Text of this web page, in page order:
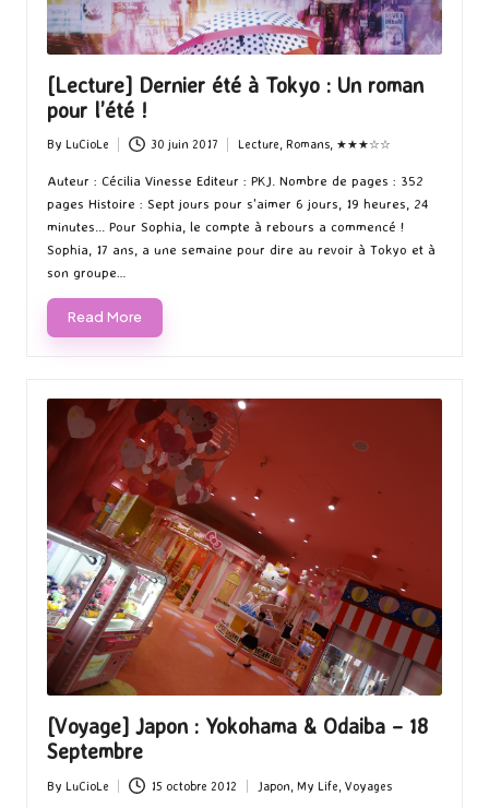
[Lecture] Dernier été à Tokyo : Un roman
pour l’été !
Posted
by
By LuCioLe 30 juin 2017
in
Lecture, Romans, ★★★☆☆
Auteur : Cécilia Vinesse Editeur : PKJ. Nombre de pages : 352
pages Histoire : Sept jours pour s'aimer 6 jours, 19 heures, 24
minutes... Pour Sophia, le compte à rebours a commencé !
Sophia, 17 ans, a une semaine pour dire au revoir à Tokyo et à
son groupe…
Read More
[Voyage] Japon : Yokohama & Odaiba – 18
Septembre
Posted
By LuCioLe 15 octobre 2012
Posted
Japon, My Life, Voyages